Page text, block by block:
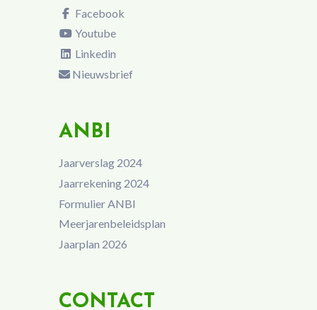
Facebook
Youtube
Linkedin
Nieuwsbrief
ANBI
Jaarverslag 2024
Jaarrekening 2024
Formulier ANBI
Meerjarenbeleidsplan
Jaarplan 2026
CONTACT